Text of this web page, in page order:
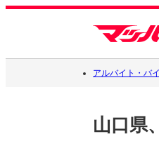
アルバイト・バ
山口県